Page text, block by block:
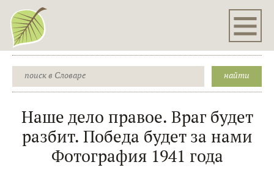
Наше дело правое. Враг будет
разбит. Победа будет за нами
Фотография 1941 года